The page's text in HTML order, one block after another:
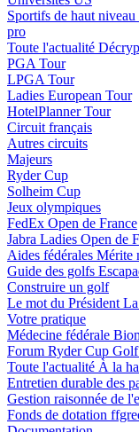
Sportifs de haut niveau
pro
Toute l'actualité
PGA Tour
LPGA Tour
Ladies European Tour
HotelPlanner Tour
Circuit français
Autres circuits
Majeurs
Ryder Cup
Solheim Cup
Jeux olympiques
FedEx Open de France
Jabra Ladies Open de
Aides fédérales Mérite
Guide des golfs
Construire un golf
Le mot du Président
Votre pratique
Médecine fédérale
Forum Ryder Cup
Toute l'actualité À la
Entretien durable des
Gestion raisonnée de
Fonds de dotation